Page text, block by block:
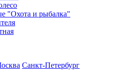
"Охота и рыбалка"
Санкт-Петербург